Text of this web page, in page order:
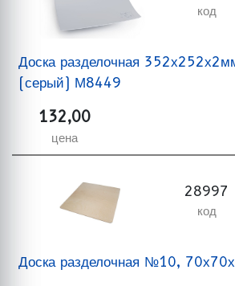
код
Доска разделочная
(серый) М8449
132,00
цена
28997
код
Доска разделочная №10,